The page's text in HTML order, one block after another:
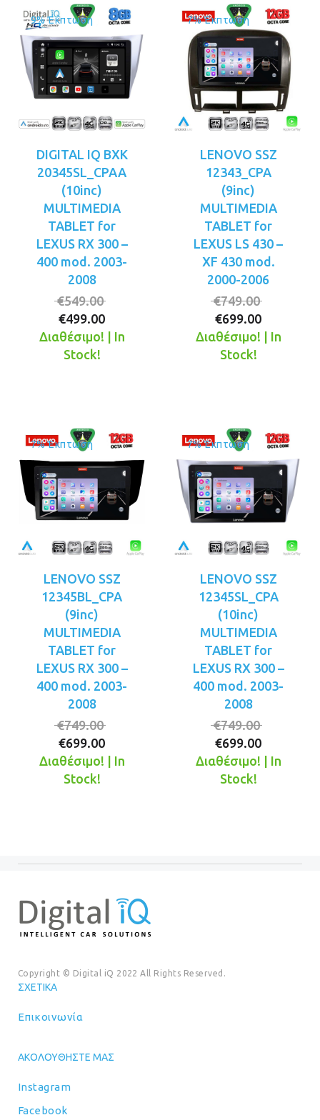
9% Έκπτωση
DIGITAL IQ BXK
20345SL_CPAA
(10inc)
MULTIMEDIA
TABLET for
LEXUS RX 300 –
400 mod. 2003-
2008
€549.00
was:
€499.00
τρέχουσα
Διαθέσιμο! | In
Stock!
7% Έκπτωση
LENOVO SSZ
12343_CPA
(9inc)
MULTIMEDIA
TABLET for
LEXUS LS 430 –
XF 430 mod.
2000-2006
€749.00
was:
€699.00
Διαθέσιμο! | In
Stock!
7% Έκπτωση
LENOVO SSZ
12345BL_CPA
(9inc)
MULTIMEDIA
TABLET for
LEXUS RX 300 –
400 mod. 2003-
2008
€749.00
was:
€699.00
τρέχουσα
Διαθέσιμο! | In
Stock!
7% Έκπτωση
LENOVO SSZ
12345SL_CPA
(10inc)
MULTIMEDIA
TABLET for
LEXUS RX 300 –
400 mod. 2003-
2008
€749.00
was:
€699.00
Διαθέσιμο! | In
Stock!
Copyright © Digital iQ 2022 All Rights Reserved.
ΣΧΕΤΙΚΆ
Επικοινωνία
ΑΚΟΛΟΥΘΉΣΤΕ ΜΑΣ
Instagram
Facebook